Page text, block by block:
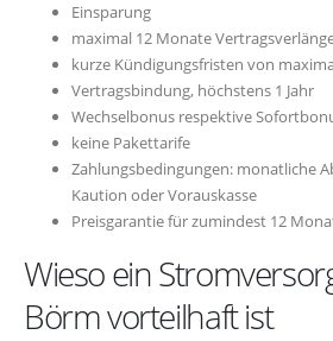
Einsparung
maximal 12 Monate
kurze Kündigungsfristen von
Vertragsbindung, höchstens 1 Jahr
Wechselbonus respektive
keine Pakettarife
Zahlungsbedingungen: monatliche
Kaution oder Vorauskasse
Preisgarantie für zumindest 12
Wieso ein
Börm vorteilhaft ist